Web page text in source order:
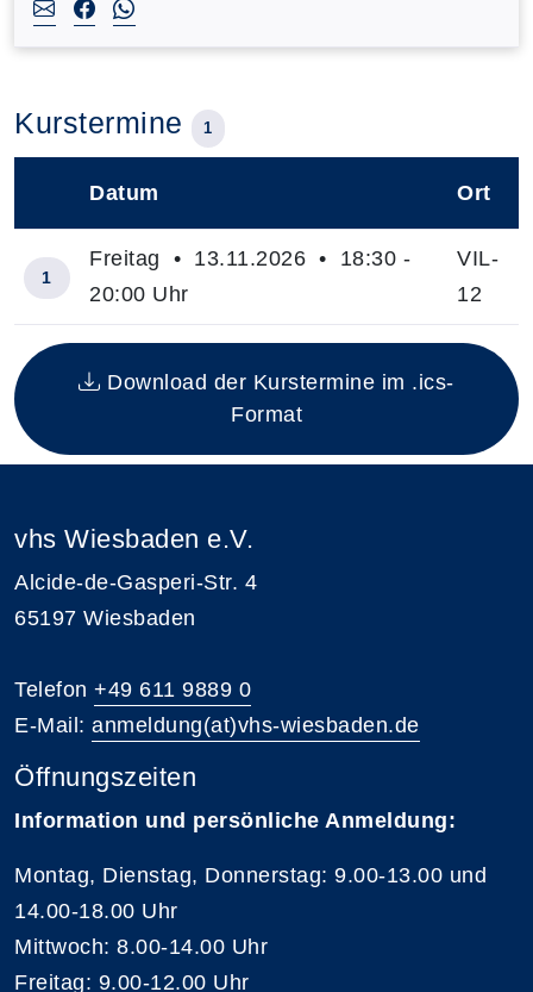
Kurstermine 1
Insgesamt gibt es 1 Termine zum diesen Kurs
Datum Ort
1
Freitag • 13.11.2026 • 18:30 -
20:00 Uhr
VIL-
12
Download der Kurstermine im .ics-
Format
vhs Wiesbaden e.V.
Alcide-de-Gasperi-Str. 4
65197 Wiesbaden
Telefon +49 611 9889 0
E-Mail: anmeldung(at)vhs-wiesbaden.de
Öffnungszeiten
Information und persönliche Anmeldung:
Montag, Dienstag, Donnerstag: 9.00-13.00 und
14.00-18.00 Uhr
Mittwoch: 8.00-14.00 Uhr
Freitag: 9.00-12.00 Uhr